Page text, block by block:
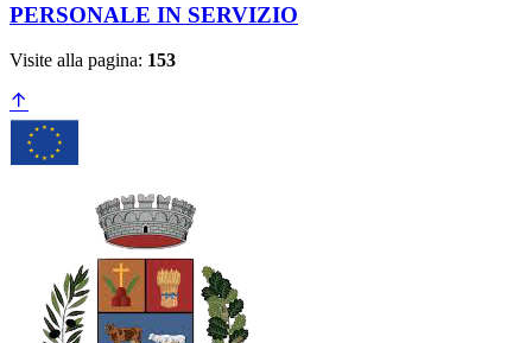
PERSONALE IN SERVIZIO
Visite alla pagina: 153